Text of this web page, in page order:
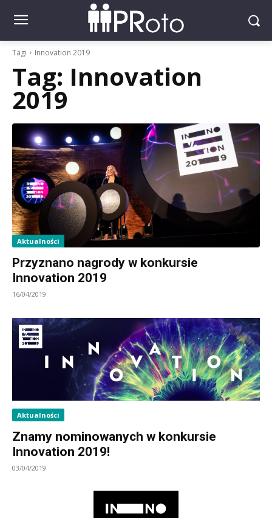
Tagi Innovation 2019
Tag: Innovation
2019
Aktualności
Przyznano nagrody w konkursie
Innovation 2019
16/04/2019
Aktualności
Znamy nominowanych w konkursie
Innovation 2019!
03/04/2019